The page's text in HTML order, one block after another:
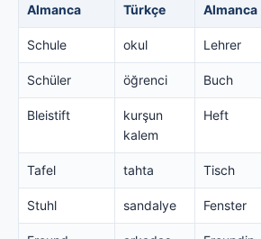
Almanca Türkçe Almanca
Schule okul Lehrer
Schüler öğrenci Buch
Bleistift
kurşun
kalem
Heft
Tafel tahta Tisch
Stuhl sandalye Fenster